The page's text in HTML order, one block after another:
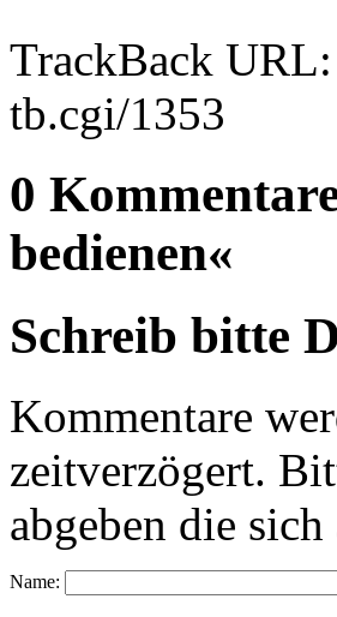
TrackBack
tb.cgi/1353
0
bedienen«
Schreib bitte
Kommentare
zeitverzögert.
abgeben die
Name: